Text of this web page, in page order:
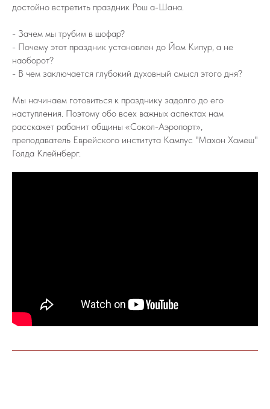
достойно встретить праздник Рош а-Шана.
- Зачем мы трубим в шофар?
- Почему этот праздник установлен до Йом Кипур, а не
наоборот?
- В чем заключается глубокий духовный смысл этого дня?
Мы начинаем готовиться к празднику задолго до его
наступления. Поэтому обо всех важных аспектах нам
расскажет рабанит общины «Сокол-Аэропорт»,
преподаватель Еврейского института Кампус "Махон Хамеш"
Голда Клейнберг.